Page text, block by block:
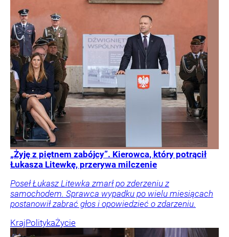
„Żyję z piętnem zabójcy”. Kierowca, który potrącił
Łukasza Litewkę, przerywa milczenie
Poseł Łukasz Litewka zmarł po zderzeniu z
samochodem. Sprawca wypadku po wielu miesiącach
postanowił zabrać głos i opowiedzieć o zdarzeniu.
KrajPolitykaŻycie